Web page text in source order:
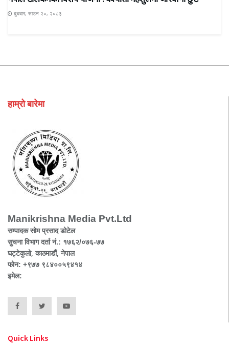
बुधबार, साउन २०, २०८३
हाम्रो बारेमा
Manikrishna Media Pvt.Ltd
सम्पादक सोम प्रसाद डोटेल
सुचना विभाग दर्ता नं.: १७६२/०७६-७७
घट्टेकुलो, काठमाडौं, नेपाल
फोन: +९७७ ९८४००५९४१४
इमेल:
Quick Links